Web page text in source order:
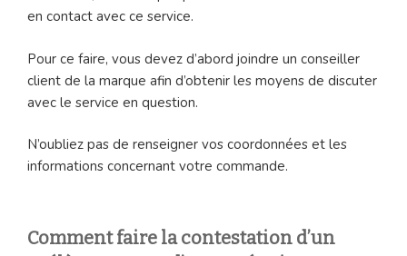
en contact avec ce service.
Pour ce faire, vous devez d’abord joindre un conseiller
client de la marque afin d’obtenir les moyens de discuter
avec le service en question.
N’oubliez pas de renseigner vos coordonnées et les
informations concernant votre commande.
Comment faire la contestation d’un